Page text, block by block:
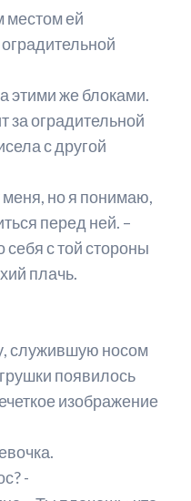
местом ей
этими же блоками.
за оградительной
с другой
но я понимаю,
перед ней. –
себя с той стороны
плачь.
служившую носом
появилось
изображение
-